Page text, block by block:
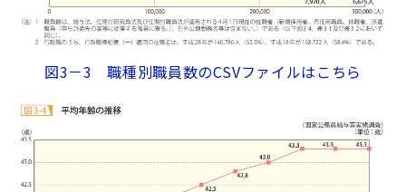
図3－3 職種別職員数のCSVファイルはこちら